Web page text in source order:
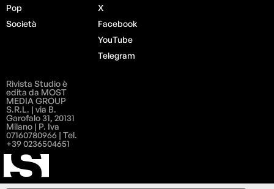
Pop
Società
X
Facebook
YouTube
Telegram
Rivista Studio è
edita da MOST
MEDIA GROUP
S.R.L. | via B.
Garofalo 31, 20131
Milano | P. Iva
07160780966 | Tel.
+39 0236504651